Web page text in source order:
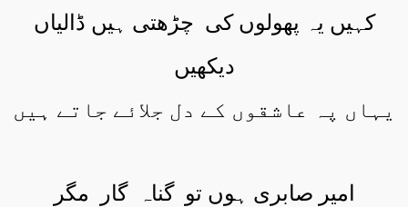
کہیں یہ پھولوں کی چڑھتی ہیں ڈالیاں
دیکھیں
یہاں پہ عاشقوں کے دل جلائے جاتے ہیں
امیر صابری ہوں تو گناہ گار
مگر